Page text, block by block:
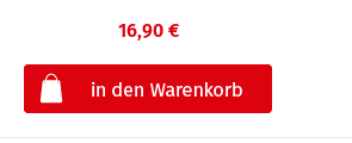
16,90 €